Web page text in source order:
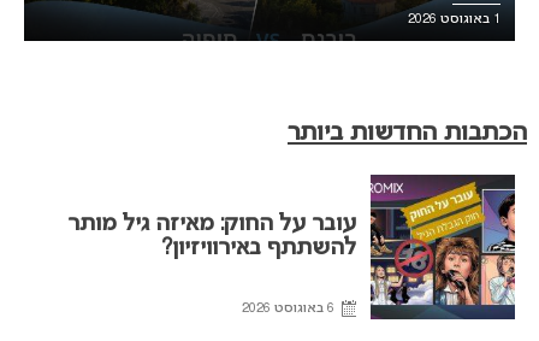
1 באוגוסט 2026
הכתבות החדשות ביותר
עובר על החוק: מאיזה גיל מותר
להשתתף באירוויזיון?
6 באוגוסט 2026